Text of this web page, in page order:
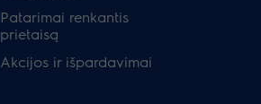
Patarimai renkantis
prietaisą
Akcijos ir išpardavimai